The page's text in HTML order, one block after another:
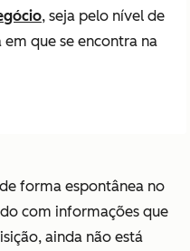
, seja pelo nível de
que se encontra na
forma espontânea no
com informações que
ainda não está